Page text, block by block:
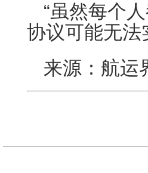
“虽然每个
协议可能无法
来源：航运